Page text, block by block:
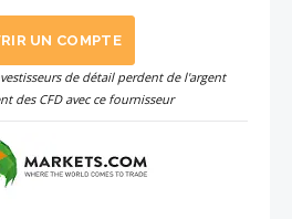
UN COMPTE
de détail perdent de l'argent
des CFD avec ce fournisseur